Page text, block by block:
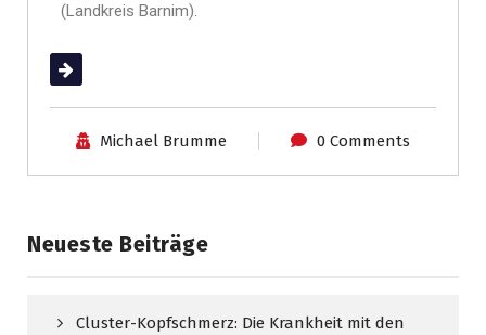
(Landkreis Barnim).
(mehr …)
Michael Brumme 0 Comments
Neueste Beiträge
Cluster-Kopfschmerz: Die Krankheit mit den